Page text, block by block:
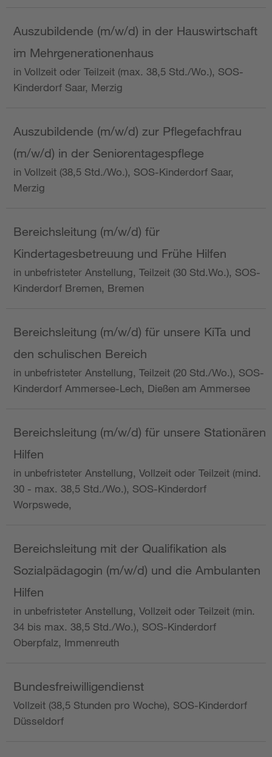
Auszubildende (m/w/d) in der Hauswirtschaft
im Mehrgenerationenhaus
in Vollzeit oder Teilzeit (max. 38,5 Std./Wo.), SOS-
Kinderdorf Saar, Merzig
Auszubildende (m/w/d) zur Pflegefachfrau
(m/w/d) in der Seniorentagespflege
in Vollzeit (38,5 Std./Wo.), SOS-Kinderdorf Saar,
Merzig
Bereichsleitung (m/w/d) für
Kindertagesbetreuung und Frühe Hilfen
in unbefristeter Anstellung, Teilzeit (30 Std.Wo.), SOS-
Kinderdorf Bremen, Bremen
Bereichsleitung (m/w/d) für unsere KiTa und
den schulischen Bereich
in unbefristeter Anstellung, Teilzeit (20 Std./Wo.), SOS-
Kinderdorf Ammersee-Lech, Dießen am Ammersee
Bereichsleitung (m/w/d) für unsere Stationären
Hilfen
in unbefristeter Anstellung, Vollzeit oder Teilzeit (mind.
30 - max. 38,5 Std./Wo.), SOS-Kinderdorf
Worpswede,
Bereichsleitung mit der Qualifikation als
Sozialpädagogin (m/w/d) und die Ambulanten
Hilfen
in unbefristeter Anstellung, Vollzeit oder Teilzeit (min.
34 bis max. 38,5 Std./Wo.), SOS-Kinderdorf
Oberpfalz, Immenreuth
Bundesfreiwilligendienst
Vollzeit (38,5 Stunden pro Woche), SOS-Kinderdorf
Düsseldorf